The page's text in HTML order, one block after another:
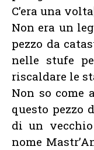
C’era una
Non era un
pezzo da
nelle stufe
riscaldare le
Non so come
questo pezzo
di un
nome